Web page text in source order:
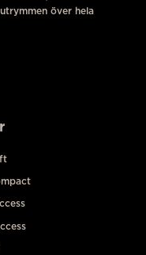
över hela